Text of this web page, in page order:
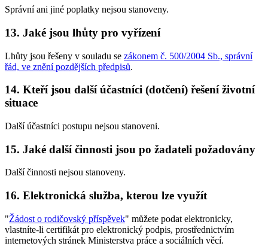
Správní ani jiné poplatky nejsou stanoveny.
13. Jaké jsou lhůty pro vyřízení
Lhůty jsou řešeny v souladu se zákonem č. 500/2004 Sb., správní
řád, ve znění pozdějších předpisů.
14. Kteří jsou další účastníci (dotčení) řešení životní
situace
Další účastníci postupu nejsou stanoveni.
15. Jaké další činnosti jsou po žadateli požadovány
Další činnosti nejsou stanoveny.
16. Elektronická služba, kterou lze využít
"Žádost o rodičovský příspěvek" můžete podat elektronicky,
vlastníte-li certifikát pro elektronický podpis, prostřednictvím
internetových stránek Ministerstva práce a sociálních věcí.